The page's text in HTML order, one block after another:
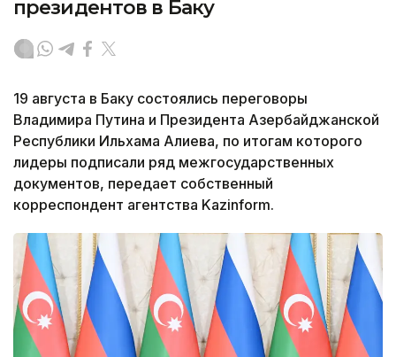
президентов в Баку
19 августа в Баку состоялись переговоры
Владимира Путина и Президента Азербайджанской
Республики Ильхама Алиева, по итогам которого
лидеры подписали ряд межгосударственных
документов, передает собственный
корреспондент агентства Kazinform.